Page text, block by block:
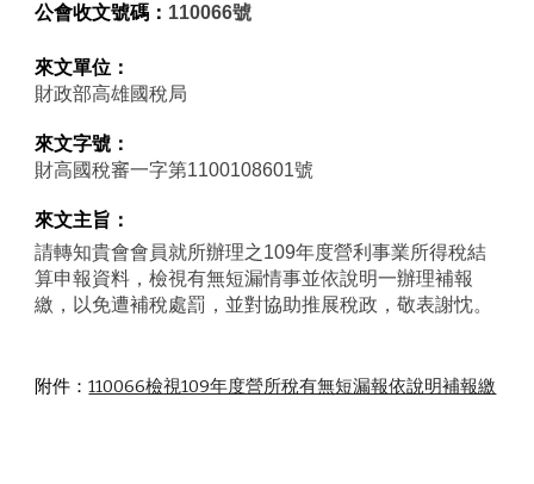
公會收文號碼： 110066號
來文單位：
財政部高雄國稅局
來文字號：
財高國稅審一字第1100108601號
來文主旨：
請轉知貴會會員就所辦理之109年度營利事業所得稅結
算申報資料，檢視有無短漏情事並依說明一辦理補報
繳，以免遭補稅處罰，並對協助推展稅政，敬表謝忱。
附件：110066檢視109年度營所稅有無短漏報依說明補報繳